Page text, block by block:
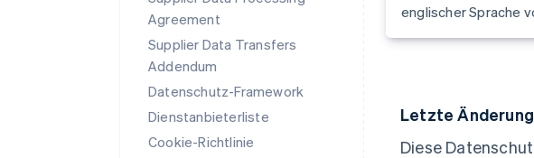
Agreement
Supplier Data Transfers
Addendum
Datenschutz-Framework
Dienstanbieterliste
Cookie-Richtlinie
englischer Sprache
Letzte
Diese